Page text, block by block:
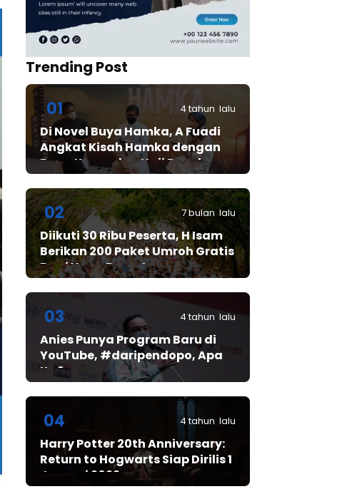
Trending Post
01 4 tahun lalu
Di Novel Buya Hamka, A Fuadi
Angkat Kisah Hamka dengan
Bung Karno dan Haji Rasul
02 7 bulan lalu
Diikuti 30 Ribu Peserta, H Isam
Berikan 200 Paket Umroh Gratis
Bagi Yang Beruntung
03 4 tahun lalu
Anies Punya Program Baru di
YouTube, #daripendopo, Apa
Itu?
04 4 tahun lalu
Harry Potter 20th Anniversary:
Return to Hogwarts Siap Dirilis 1
Januari 2022